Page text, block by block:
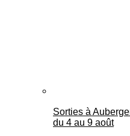
Sorties à
du 4 au 9 août